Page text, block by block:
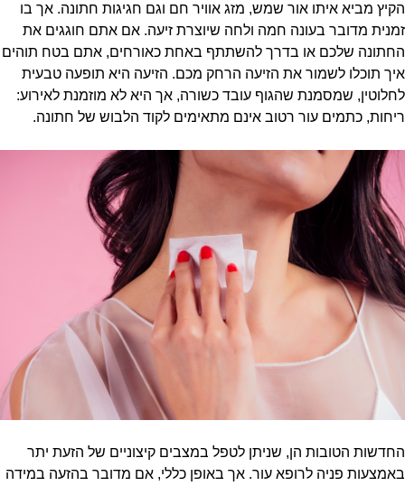
הקיץ מביא איתו אור שמש, מזג אוויר חם וגם חגיגות חתונה. אך בו
זמנית מדובר בעונה חמה ולחה שיוצרת זיעה. אם אתם חוגגים את
החתונה שלכם או בדרך להשתתף באחת כאורחים, אתם בטח תוהים
איך תוכלו לשמור את הזיעה הרחק מכם. הזיעה היא תופעה טבעית
לחלוטין, שמסמנת שהגוף עובד כשורה, אך היא לא מוזמנת לאירוע:
ריחות, כתמים עור רטוב אינם מתאימים לקוד הלבוש של חתונה.
החדשות הטובות הן, שניתן לטפל במצבים קיצוניים של הזעת יתר
באמצעות פניה לרופא עור. אך באופן כללי, אם מדובר בהזעה במידה